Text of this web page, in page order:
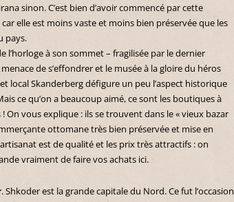
sinon. C’est bien d’avoir commencé par cette
elle est moins vaste et moins bien préservée que les
pays.
l’horloge à son sommet – fragilisée par le dernier
de s’effondrer et le musée à la gloire du héros
local Skanderberg défigure un peu l’aspect historique
ce qu’on a beaucoup aimé, ce sont les boutiques à
On vous explique : ils se trouvent dans le « vieux bazar
ottomane très bien préservée et mise en
est de qualité et les prix très attractifs : on
vraiment de faire vos achats ici.
. Shkoder est la grande capitale du Nord. Ce fut l’occasion